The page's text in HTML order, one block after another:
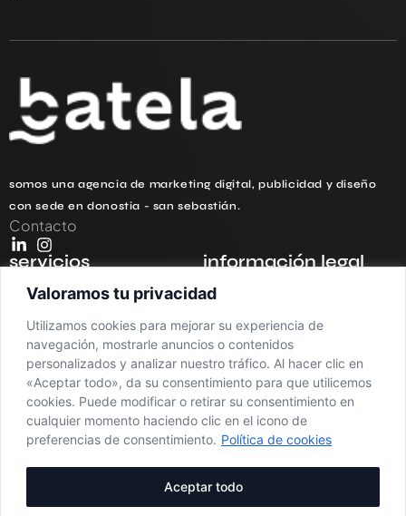
Valoramos tu privacidad
Utilizamos cookies para mejorar su experiencia de
navegación, mostrarle anuncios o contenidos
personalizados y analizar nuestro tráfico. Al hacer clic en
«Aceptar todo», da su consentimiento para que utilicemos
cookies. Puede modificar o retirar su consentimiento en
cualquier momento haciendo clic en el icono de
preferencias de consentimiento. Política de cookies
Aceptar todo
somos una agencia de marketing digital, publicidad y diseño
con sede en donostia - san sebastián.
Contacto
servicios
branding
diseño web
fotografía y vídeo
agencia de seo
generación de contenido
con ia
información legal
aviso legal
política de cookies